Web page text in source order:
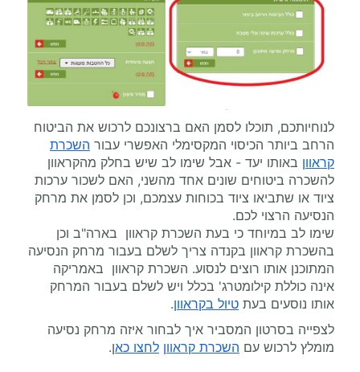
לנוחיותכם, תוכלו לסמן האם ברצונכם לרכוש את הביטוח
הרחב ביותר הכיסוי המקסימלי האפשרי עבור השכרת
קראוון באותו יעד - אבל שימו לב שיש בחלק מהקראוון
להשכרה ביטוחים שונים אחד מהשני, האם לשכור ערכות
ציוד או שתביאו ציוד בכוחות עצמכם, וכן לסמן את מרחק
הנסיעה הרצוי לכם.
שימו לב במיוחד כי בעת השכרת קראוון בארה"ב וכן
בהשכרת קראוון בקנדה צריך לשלם בעבור מרחק הנסיעה
המתוכנן אותו רוצים לנסוע. השכרת קראוון באמריקה
אינה כוללת קילומטרג' בכלל ויש לשלם בעבור המרחק
אותו נוסעים בעת טיול בקראוון.
לצפייה בסרטון המסביר איך לבחור איזה מרחק נסיעה
מומלץ לרכוש עם השכרת קראוון לחצו כאן.